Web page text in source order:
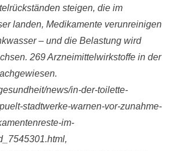
steigen, die im
landen, Medikamente verunreinigen
– und die Belastung wird
269 Arzneimittelwirkstoffe in der
news/in-der-toilette-
stadtwerke-warnen-vor-zunahme-
im-